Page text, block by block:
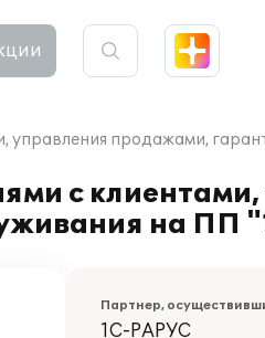
управления продажами,
с
на ПП
Партнер,
1С-РАРУС